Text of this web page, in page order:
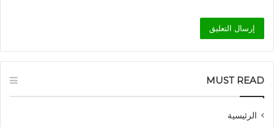
MUST READ
الرئيسية